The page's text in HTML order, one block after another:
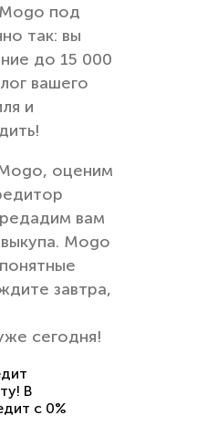
под
так: вы
до 15 000
вашего
и
оценим
вам
Mogo
завтра,
сегодня!
В
с 0%